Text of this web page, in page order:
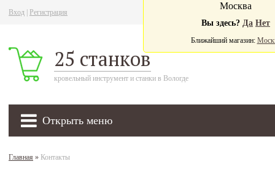
Вход Регистрация
25 станков
кровельный инструмент и станки в Вологде
Открыть меню
Москва
Вы здесь? Да Нет
Ближайший магазин:
Главная » Контакты